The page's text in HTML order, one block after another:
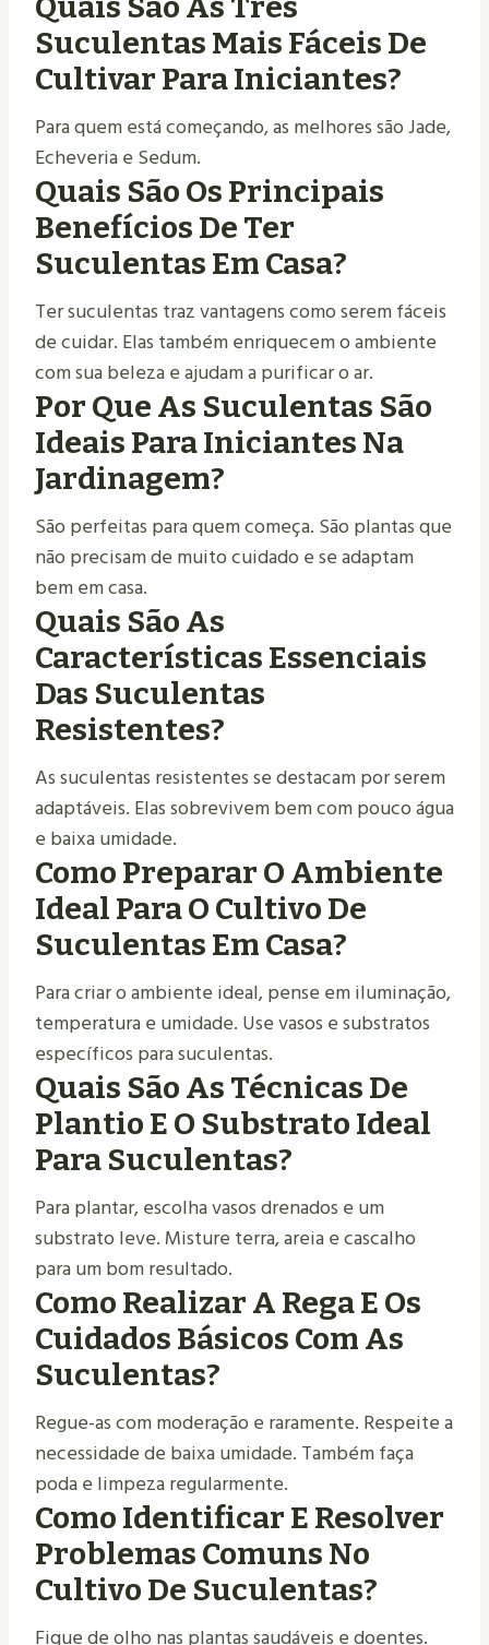
Suculentas Mais Fáceis De
Cultivar Para Iniciantes?
Para quem está começando, as melhores são Jade,
Echeveria e Sedum.
Quais São Os Principais
Benefícios De Ter
Suculentas Em Casa?
Ter suculentas traz vantagens como serem fáceis
de cuidar. Elas também enriquecem o ambiente
com sua beleza e ajudam a purificar o ar.
Por Que As Suculentas São
Ideais Para Iniciantes Na
Jardinagem?
São perfeitas para quem começa. São plantas que
não precisam de muito cuidado e se adaptam
bem em casa.
Quais São As
Características Essenciais
Das Suculentas
Resistentes?
As suculentas resistentes se destacam por serem
adaptáveis. Elas sobrevivem bem com pouco água
e baixa umidade.
Como Preparar O Ambiente
Ideal Para O Cultivo De
Suculentas Em Casa?
Para criar o ambiente ideal, pense em iluminação,
temperatura e umidade. Use vasos e substratos
específicos para suculentas.
Quais São As Técnicas De
Plantio E O Substrato Ideal
Para Suculentas?
Para plantar, escolha vasos drenados e um
substrato leve. Misture terra, areia e cascalho
para um bom resultado.
Como Realizar A Rega E Os
Cuidados Básicos Com As
Suculentas?
Regue-as com moderação e raramente. Respeite a
necessidade de baixa umidade. Também faça
poda e limpeza regularmente.
Como Identificar E Resolver
Problemas Comuns No
Cultivo De Suculentas?
Fique de olho nas plantas saudáveis e doentes.